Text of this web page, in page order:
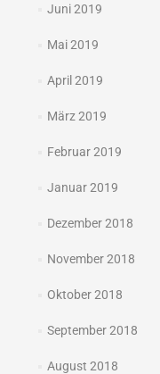
Juni 2019
Mai 2019
April 2019
März 2019
Februar 2019
Januar 2019
Dezember 2018
November 2018
Oktober 2018
September 2018
August 2018